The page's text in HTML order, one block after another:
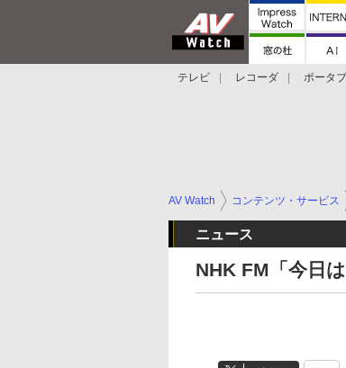
テレビ レコーダ ポータ
AV Watch コンテンツ・サービス
ニュース
NHK FM「今日